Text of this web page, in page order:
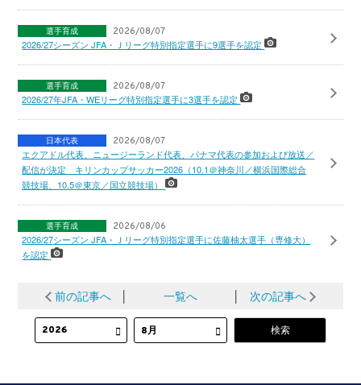
選手育成 2026/08/07
2026/27シーズン JFA・Ｊリーグ特別指定選手に9選手を認定
選手育成 2026/08/07
2026/27年JFA・WEリーグ特別指定選手に3選手を認定
日本代表 2026/08/07
エクアドル代表、ニュージーランド代表、パナマ代表の参加および放送／
配信が決定 キリンカップサッカー2026（10.1＠神奈川／横浜国際総合
競技場、10.5＠東京／国立競技場）
選手育成 2026/08/06
2026/27シーズン JFA・Ｊリーグ特別指定選手に佐藤柚太選手（専修大）
を認定
前の記事へ 一覧へ 次の記事へ